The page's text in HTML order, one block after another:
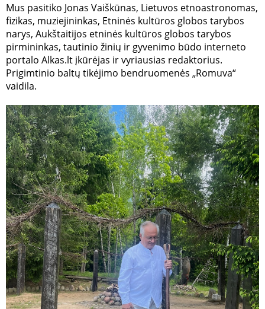
Mus pasitiko Jonas Vaiškūnas, Lietuvos etnoastronomas,
fizikas, muziejininkas, Etninės kultūros globos tarybos
narys, Aukštaitijos etninės kultūros globos tarybos
pirmininkas, tautinio žinių ir gyvenimo būdo interneto
portalo Alkas.lt įkūrėjas ir vyriausias redaktorius.
Prigimtinio baltų tikėjimo bendruomenės „Romuva“
vaidila.